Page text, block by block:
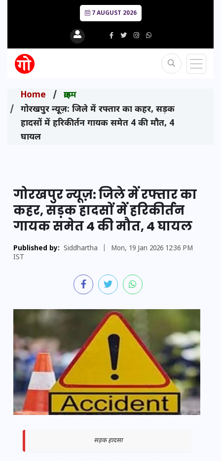
7 AUGUST 2026
Home
क्राइम
गोरखपुर न्यूज़: जिले में रफ्तार का कहर, सड़क
हादसों में हरिकीर्तन गायक समेत 4 की मौत, 4
घायल
गोरखपुर न्यूज़: जिले में रफ्तार का
कहर, सड़क हादसों में हरिकीर्तन
गायक समेत 4 की मौत, 4 घायल
Published by: Siddhartha
Mon, 19 Jan 2026 12:36 PM
IST
सड़क हादसा